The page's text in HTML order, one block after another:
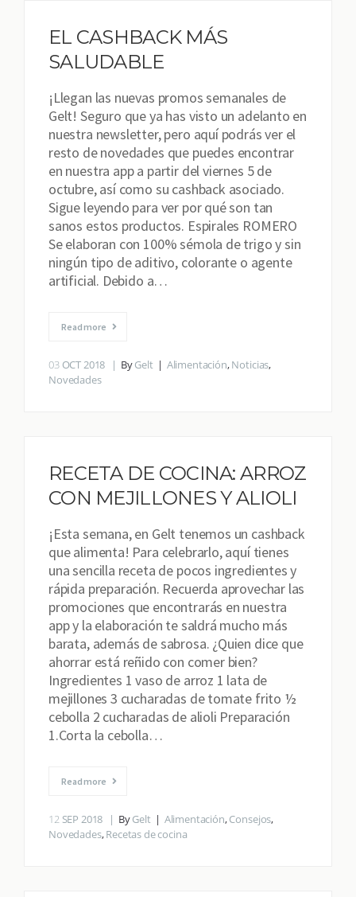
EL CASHBACK MÁS
SALUDABLE
¡Llegan las nuevas promos semanales de
Gelt! Seguro que ya has visto un adelanto en
nuestra newsletter, pero aquí podrás ver el
resto de novedades que puedes encontrar
en nuestra app a partir del viernes 5 de
octubre, así como su cashback asociado.
Sigue leyendo para ver por qué son tan
sanos estos productos. Espirales ROMERO
Se elaboran con 100% sémola de trigo y sin
ningún tipo de aditivo, colorante o agente
artificial. Debido a…
Read more
03 OCT 2018 ByGelt Alimentación,Noticias,
Novedades
RECETA DE COCINA: ARROZ
CON MEJILLONES Y ALIOLI
¡Esta semana, en Gelt tenemos un cashback
que alimenta! Para celebrarlo, aquí tienes
una sencilla receta de pocos ingredientes y
rápida preparación. Recuerda aprovechar las
promociones que encontrarás en nuestra
app y la elaboración te saldrá mucho más
barata, además de sabrosa. ¿Quien dice que
ahorrar está reñido con comer bien?
Ingredientes 1 vaso de arroz 1 lata de
mejillones 3 cucharadas de tomate frito ½
cebolla 2 cucharadas de alioli Preparación
1.Corta la cebolla…
Read more
12 SEP 2018 ByGelt Alimentación,Consejos,
Novedades,Recetas de cocina